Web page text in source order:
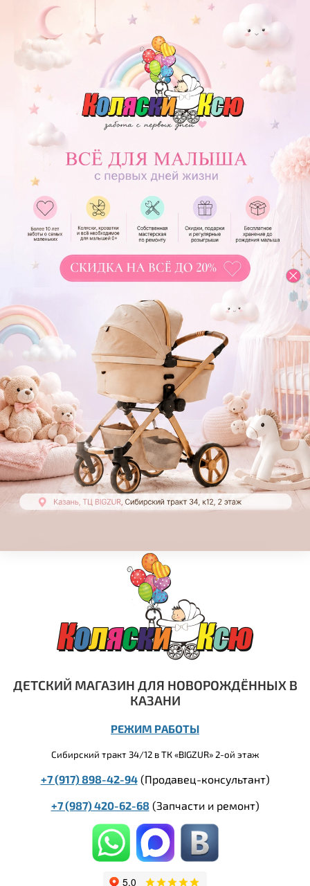
ДЕТСКИЙ МАГАЗИН ДЛЯ НОВОРОЖДЁННЫХ В
КАЗАНИ
РЕЖИМ РАБОТЫ
Сибирский тракт 34/12 в ТК «BIGZUR» 2-ой этаж
+7 (917) 898-42-94(Продавец-консультант)
+7 (987) 420-62-68 (Запчасти и ремонт)